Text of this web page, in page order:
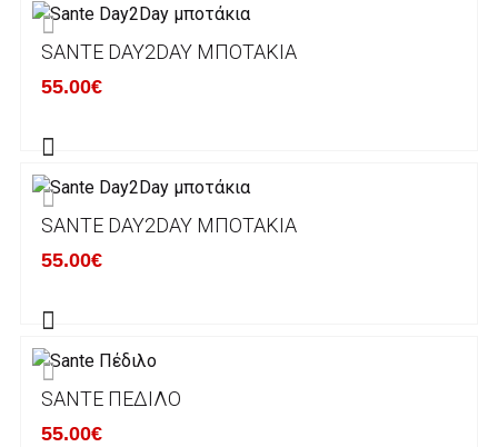
μεταφορικών 2€ για αγορές κάτω των 50€
Τα προϊόντα που παραγγέλνει ο χρήστης μέσω
του ηλεκτρονικού καταστήματος lablanca.gr
Χρόνος Διεκπεραίωσης Παραγγελιών:
ΠΟΛΙΤΙΚΗ ΕΠΙΣΤΡΟΦΩΝ
SANTE DAY2DAY ΜΠΟΤΆΚΙΑ
55.00€
SANTE DAY2DAY ΜΠΟΤΆΚΙΑ
55.00€
SANTE ΠΈΔΙΛΟ
55.00€